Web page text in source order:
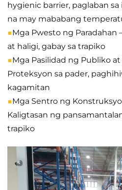
hygienic barrier, paglaban
na may mababang
■Mga Pwesto ng Paradahan
at haligi, gabay sa trapiko
■Mga Pasilidad ng Publiko at
Proteksyon sa pader,
kagamitan
■Mga Sentro ng
Kaligtasan ng
trapiko